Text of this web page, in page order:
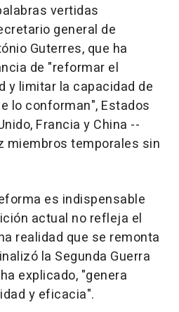
vertidas
general de
Guterres, que ha
de "reformar el
y limitar la capacidad de
lo conforman", Estados
Francia y China --
miembros temporales sin
es indispensable
actual no refleja el
realidad que se remonta
la Segunda Guerra
explicado, "genera
y eficacia".